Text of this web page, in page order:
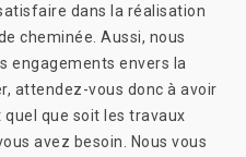
dans la réalisation
cheminée. Aussi, nous
engagements envers la
attendez-vous donc à avoir
que soit les travaux
avez besoin. Nous vous